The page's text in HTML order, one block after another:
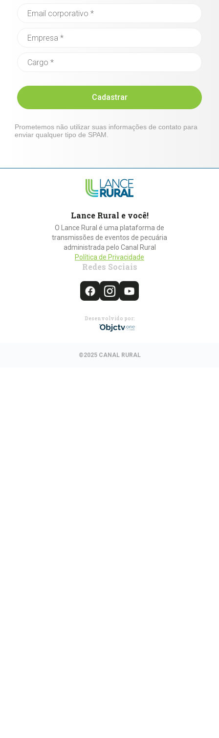
Cadastrar
Prometemos não utilizar suas informações de contato para
enviar qualquer tipo de SPAM.
Lance Rural e você!
O Lance Rural é uma plataforma de
transmissões de eventos de pecuária
administrada pelo Canal Rural
Política de Privacidade
Redes Sociais
Desenvolvido por:
©2025 CANAL RURAL